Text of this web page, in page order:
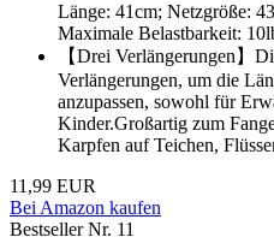
Länge: 41cm; Netzgröße:
Maximale Belastbarkeit:
【Drei Verlängerungen】
Verlängerungen, um die
anzupassen, sowohl für
Kinder.Großartig zum
Karpfen auf Teichen,
11,99 EUR
Bei Amazon kaufen
Bestseller Nr. 11